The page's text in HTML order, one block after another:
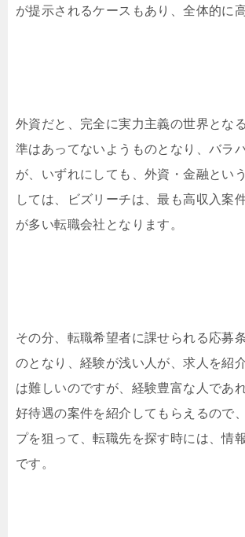
が提示されるケースもあり、全体的に
外資だと、完全に実力主義の世界とな
準はあってないようものとなり、バラ
が、いずれにしても、外資・金融とい
しては、ビズリーチは、最も高収入案
が多い転職会社となります。
その分、転職希望者に課せられる応募
のとなり、経験が浅い人が、求人を紹
は難しいのですが、経験豊富な人であ
好待遇の案件を紹介してもらえるので
プを狙って、転職先を探す時には、情
です。